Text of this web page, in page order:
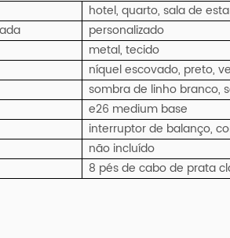
hotel, quarto, sala de
personalizado
metal, tecido
níquel escovado, preto,
sombra de linho branco,
e26 medium base
interruptor de balanço,
não incluído
8 pés de cabo de prata